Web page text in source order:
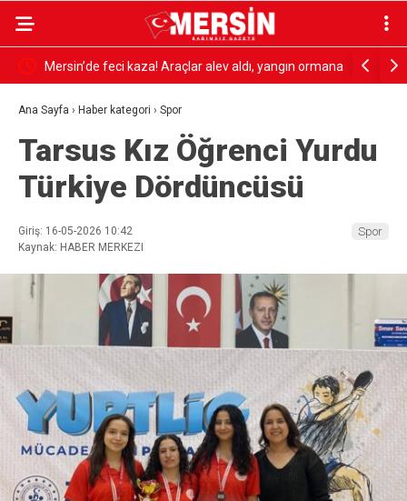
AKDENİZ KIYILARINDA MİKROPLASTİK ALARMI
SÜRÜYOR: ATIK İTHALATI VE DENETİMLER DE
GÜNDEMDE
‘KENT
Ana Sayfa › Haber kategori › Spor
Tarsus Kız Öğrenci Yurdu
Türkiye Dördüncüsü
Giriş: 16-05-2026 10:42
Kaynak: HABER MERKEZI
Spor